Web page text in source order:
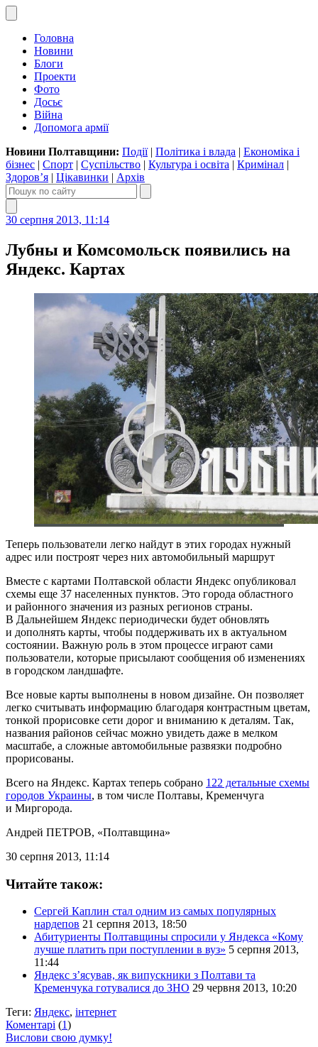
Головна
Новини
Блоги
Проекти
Фото
Досьє
Війна
Допомога армії
Новини Полтавщини: Події| Політика і влада | Економіка і
бізнес | Спорт | Суспільство | Культура і освіта | Кримінал |
Здоров’я | Цікавинки | Архів
30 серпня 2013, 11:14
Лубны и Комсомольск появились на
Яндекс. Картах
Теперь пользователи легко найдут в этих городах нужный
адрес или построят через них автомобильный маршрут
Вместе с картами Полтавской области Яндекс опубликовал
схемы еще 37 населенных пунктов. Это города областного
и районного значения из разных регионов страны.
В Дальнейшем Яндекс периодически будет обновлять
и дополнять карты, чтобы поддерживать их в актуальном
состоянии. Важную роль в этом процессе играют сами
пользователи, которые присылают сообщения об изменениях
в городском ландшафте.
Все новые карты выполнены в новом дизайне. Он позволяет
легко считывать информацию благодаря контрастным цветам,
тонкой прорисовке сети дорог и вниманию к деталям. Так,
названия районов сейчас можно увидеть даже в мелком
масштабе, а сложные автомобильные развязки подробно
прорисованы.
Всего на Яндекс. Картах теперь собрано 122 детальные схемы
городов Украины, в том числе Полтавы, Кременчуга
и Миргорода.
Андрей ПЕТРОВ, «Полтавщина»
30 серпня 2013, 11:14
Читайте також:
Сергей Каплин стал одним из самых популярных
нардепов 21 серпня 2013, 18:50
Абитуриенты Полтавщины спросили у Яндекса «Кому
лучше платить при поступлении в вуз» 5 серпня 2013,
11:44
Яндекс з’ясував, як випускники з Полтави та
Кременчука готувалися до ЗНО 29 червня 2013, 10:20
Теги: Яндекс, інтернет
Коментарі (1)
Вислови свою думку!